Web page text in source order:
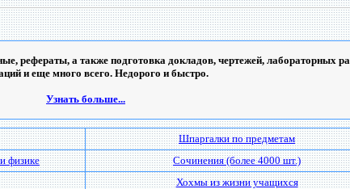
рефераты, а также подготовка докладов, чертежей, лабораторных
и еще много всего. Недорого и быстро.
Узнать больше...
Шпаргалки по предметам
физике
Сочинения (более 4000 шт.)
Хохмы из жизни учащихся